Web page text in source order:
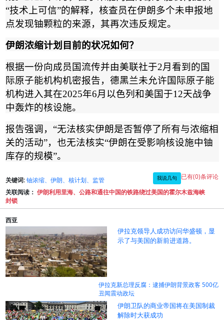
“技术上可信”的解释，核查员在伊朗多个未申报地
点发现铀颗粒的来源，其再次违反规定。
伊朗浓缩计划目前的状况如何？
根据一份向成员国流传并由美联社于2月看到的国
际原子能机构机密报告，德黑兰未允许国际原子能
机构进入其在2025年6月以色列和美国于12天战争
中轰炸的核设施。
报告强调， “无法核实伊朗是否暂停了所有与浓缩相
关的活动”，也无法核实“伊朗在受影响核设施中铀
库存的规模”。
关键词: 铀浓缩、伊朗、核计划、监管 我说几句 已有(0)条评论
关联阅读： 伊朗利用里海、公路和通往中国的铁路绕过美国的霍尔木兹海峡
封锁
西亚
伊拉克领导人成功访问华盛顿，显
示了与美国的新前进道路。
伊拉克新总理反腐：逮捕伊朗背景政客 500亿
丑闻震动政坛
伊朗卫队的商业帝国将在美国制裁
解除时大获成功